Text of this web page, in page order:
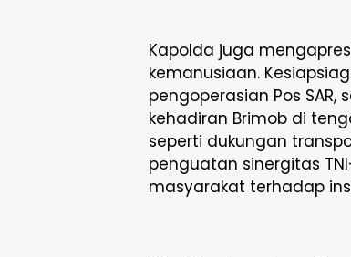
Kapolda juga
kemanusiaan.
pengoperasian Pos
kehadiran Brimob di
seperti dukungan
penguatan sinergitas
masyarakat terhadap